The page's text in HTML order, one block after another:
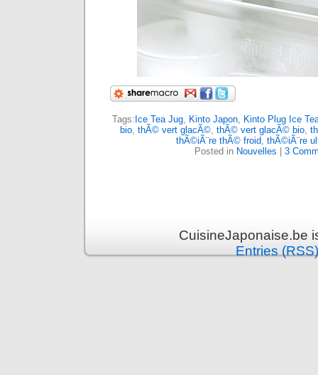
Tags: Ice Tea Jug, Kinto Japon, Kinto Plug Ice
bio, thÃ© vert glacÃ©, thÃ© vert glacÃ© bio,
thÃ©iÃ¨re thÃ© froid, thÃ©iÃ¨re
Posted in Nouvelles 3
CuisineJaponaise.be
Entries (RSS)